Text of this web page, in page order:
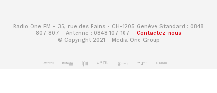
Radio One FM - 35, rue des Bains - CH-1205 Genève Standard : 0848
807 807 - Antenne : 0848 107 107 - Contactez-nous
© Copyright 2021 - Media One Group